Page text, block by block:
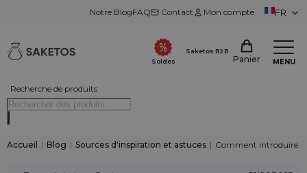
Notre BlogFAQ Contact Mon compte FR
Recherche de produits
Soldes
Saketos B2B
Panier MENU
Accueil | Blog | Sources d'inspiration et astuces | Comment introduire